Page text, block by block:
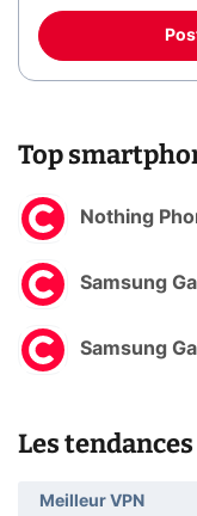
Top
Nothing
Samsung
Samsung
Les tendances
Meilleur VPN